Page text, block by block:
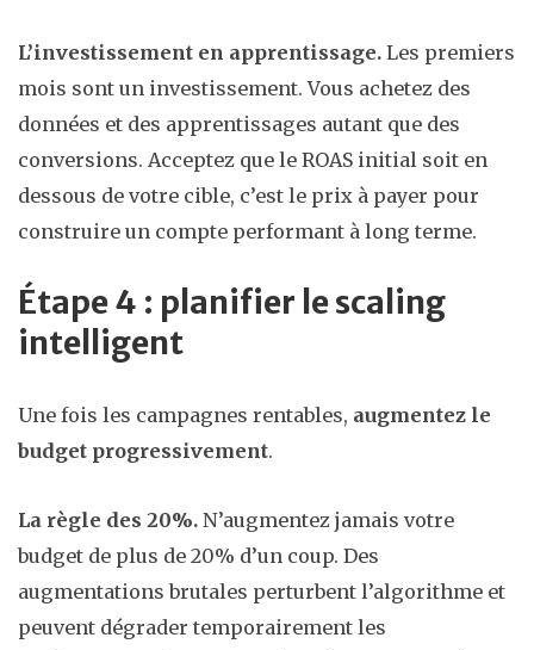
L’investissement en apprentissage. Les premiers
mois sont un investissement. Vous achetez des
données et des apprentissages autant que des
conversions. Acceptez que le ROAS initial soit en
dessous de votre cible, c’est le prix à payer pour
construire un compte performant à long terme.
Étape 4 : planifier le scaling
intelligent
Une fois les campagnes rentables, augmentez le
budget progressivement.
La règle des 20%. N’augmentez jamais votre
budget de plus de 20% d’un coup. Des
augmentations brutales perturbent l’algorithme et
peuvent dégrader temporairement les